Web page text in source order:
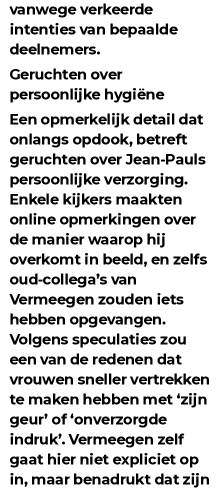
vanwege verkeerde
intenties van bepaalde
deelnemers.
Geruchten over
persoonlijke hygiëne
Een opmerkelijk detail dat
onlangs opdook, betreft
geruchten over Jean-Pauls
persoonlijke verzorging.
Enkele kijkers maakten
online opmerkingen over
de manier waarop hij
overkomt in beeld, en zelfs
oud-collega’s van
Vermeegen zouden iets
hebben opgevangen.
Volgens speculaties zou
een van de redenen dat
vrouwen sneller vertrekken
te maken hebben met ‘zijn
geur’ of ‘onverzorgde
indruk’. Vermeegen zelf
gaat hier niet expliciet op
in, maar benadrukt dat zijn